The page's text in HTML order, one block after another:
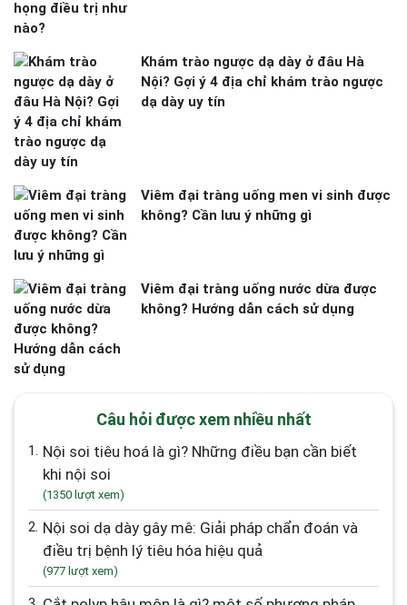
Khám trào ngược dạ dày ở đâu Hà
Nội? Gợi ý 4 địa chỉ khám trào ngược
dạ dày uy tín
Viêm đại tràng uống men vi sinh được
không? Cần lưu ý những gì
Viêm đại tràng uống nước dừa được
không? Hướng dẫn cách sử dụng
Câu hỏi được xem nhiều nhất
1.
Nội soi tiêu hoá là gì? Những điều bạn cần biết
khi nội soi
(1350 lượt xem)
2. Nội soi dạ dày gây mê: Giải pháp chẩn đoán và
điều trị bệnh lý tiêu hóa hiệu quả
(977 lượt xem)